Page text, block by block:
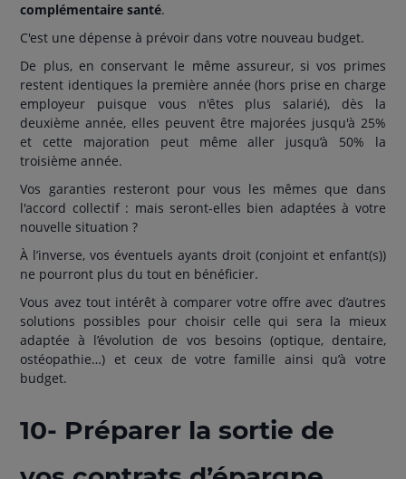
complémentaire santé.
C'est une dépense à prévoir dans votre nouveau budget.
De plus, en conservant le même assureur, si vos primes
restent identiques la première année (hors prise en charge
employeur puisque vous n'êtes plus salarié), dès la
deuxième année, elles peuvent être majorées jusqu'à 25%
et cette majoration peut même aller jusqu’à 50% la
troisième année.
Vos garanties resteront pour vous les mêmes que dans
l'accord collectif : mais seront-elles bien adaptées à votre
nouvelle situation ?
À l’inverse, vos éventuels ayants droit (conjoint et enfant(s))
ne pourront plus du tout en bénéficier.
Vous avez tout intérêt à comparer votre offre avec d’autres
solutions possibles pour choisir celle qui sera la mieux
adaptée à l’évolution de vos besoins (optique, dentaire,
ostéopathie…) et ceux de votre famille ainsi qu’à votre
budget.
10- Préparer la sortie de